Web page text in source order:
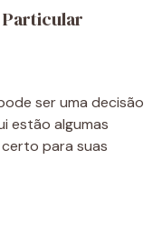
ser uma decisão
estão algumas
para suas